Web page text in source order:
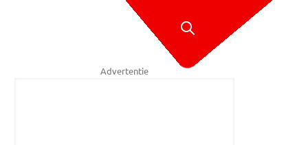
Advertentie